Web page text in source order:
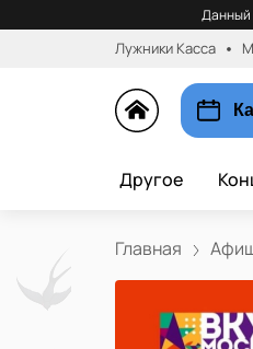
Данный
Лужники Касса
Другое
Главная